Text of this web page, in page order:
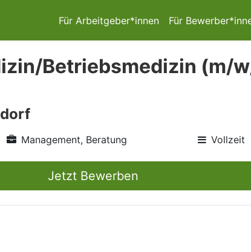
Für Arbeitgeber*innen Für
Betriebsmedizin (m/
Management, Beratung Vollzeit
Jetzt Bewerben